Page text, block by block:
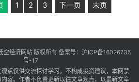
1 2 3 下一页 末页
经济网站 版权所有 备案号： 沪ICP备16026735
号-17
点仅供交流探讨学习，不构成投资建议，本网禁
容。作者不负责更新以往文章观点，以最新文章